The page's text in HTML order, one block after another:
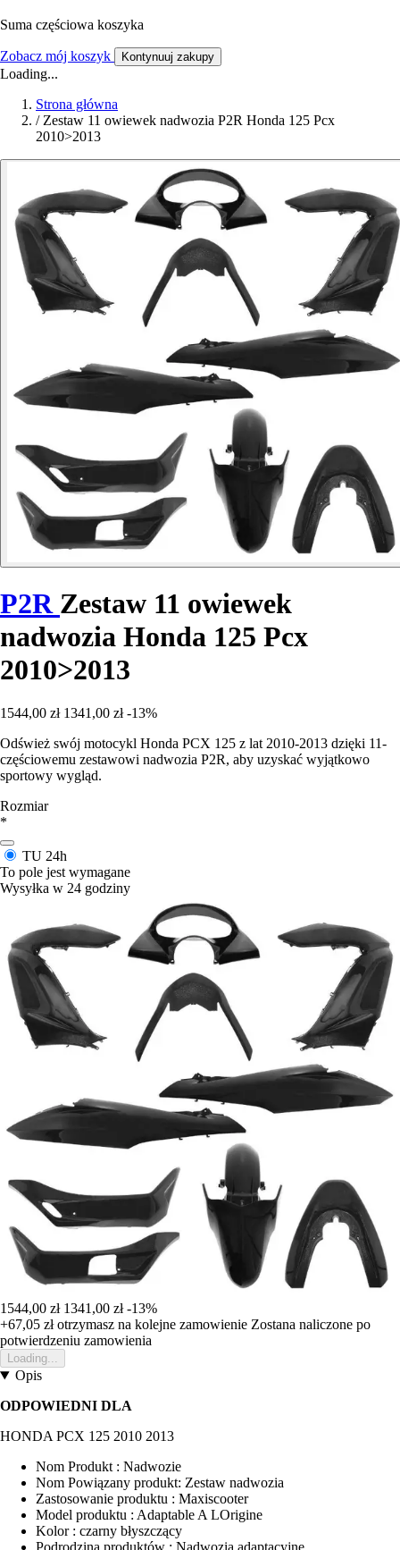
Suma częściowa koszyka
Zobacz mój koszyk Kontynuuj zakupy
Loading...
Strona główna
/ Zestaw 11 owiewek nadwozia P2R Honda 125 Pcx
2010>2013
P2R Zestaw 11 owiewek
nadwozia Honda 125 Pcx
2010>2013
1544,00 zł 1341,00 zł -13%
Odśwież swój motocykl Honda PCX 125 z lat 2010-2013 dzięki 11-
częściowemu zestawowi nadwozia P2R, aby uzyskać wyjątkowo
sportowy wygląd.
Rozmiar
*
TU 24h
To pole jest wymagane
Wysyłka w 24 godziny
1544,00 zł 1341,00 zł -13%
+67,05 złotrzymasz na kolejne zamowienie Zostana naliczone po
potwierdzeniu zamowienia
Loading...
Opis
ODPOWIEDNI DLA
HONDA PCX 125 2010 2013
Nom Produkt : Nadwozie
Nom Powiązany produkt: Zestaw nadwozia
Zastosowanie produktu : Maxiscooter
Model produktu : Adaptable A LOrigine
Kolor : czarny błyszczący